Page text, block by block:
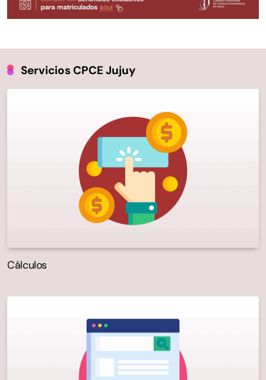
Servicios CPCE Jujuy
Cálculos